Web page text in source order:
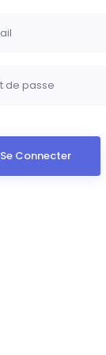
Se Connecter